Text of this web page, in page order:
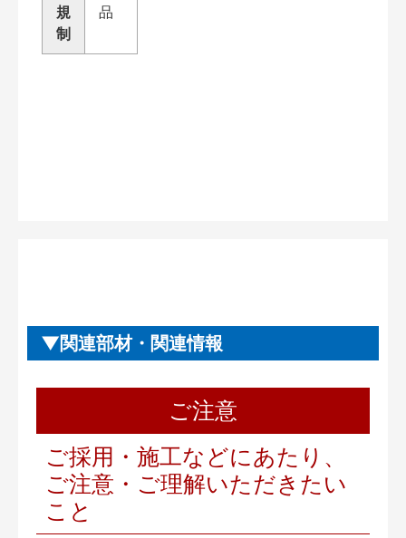
規
制
品
関連部材・関連情報
ご注意
ご採用・施工などにあたり、
ご注意・ご理解いただきたい
こと